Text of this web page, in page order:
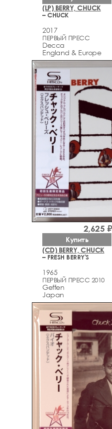
(LP) BERRY, CHUCK
– CHUCK
2017
ПЕРВЫЙ ПРЕСС
Decca
England & Europe
(CD) BERRY, CHUCK
– FRESH BERRY'S
1965
ПЕРВЫЙ ПРЕСС 2010
Geffen
Japan
2,625 ₽
Купить